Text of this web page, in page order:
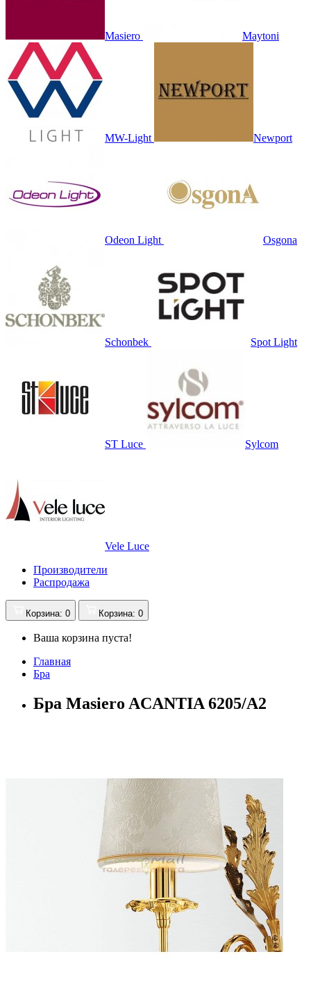
Masiero Maytoni
MW-Light Newport
Odeon Light Osgona
Schonbek Spot Light
ST Luce Sylcom
Vele Luce
Производители
Распродажа
Корзина: 0 Корзина: 0
Ваша корзина пуста!
Главная
Бра
Бра Masiero ACANTIA 6205/A2